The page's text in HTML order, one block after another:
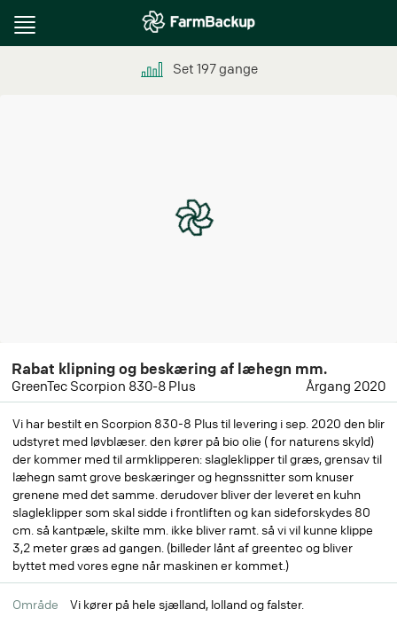
Toggle
Set 197gange
Rabat klipning og beskæring af læhegn mm.
GreenTec Scorpion 830-8 Plus Årgang 2020
Vi har bestilt en Scorpion 830-8 Plus til levering i sep. 2020 den blir
udstyret med løvblæser. den kører på bio olie ( for naturens skyld)
der kommer med til armklipperen: slagleklipper til græs, grensav til
læhegn samt grove beskæringer og hegnssnitter som knuser
grenene med det samme. derudover bliver der leveret en kuhn
slagleklipper som skal sidde i frontliften og kan sideforskydes 80
cm. så kantpæle, skilte mm. ikke bliver ramt. så vi vil kunne klippe
3,2 meter græs ad gangen. (billeder lånt af greentec og bliver
byttet med vores egne når maskinen er kommet.)
Område Vi kører på hele sjælland, lolland og falster.